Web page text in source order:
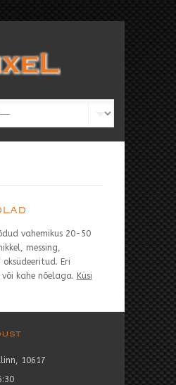
vahemikus 20-50
messing,
oksüdeeritud. Eri
või kahe nõelaga. Küsi
10617